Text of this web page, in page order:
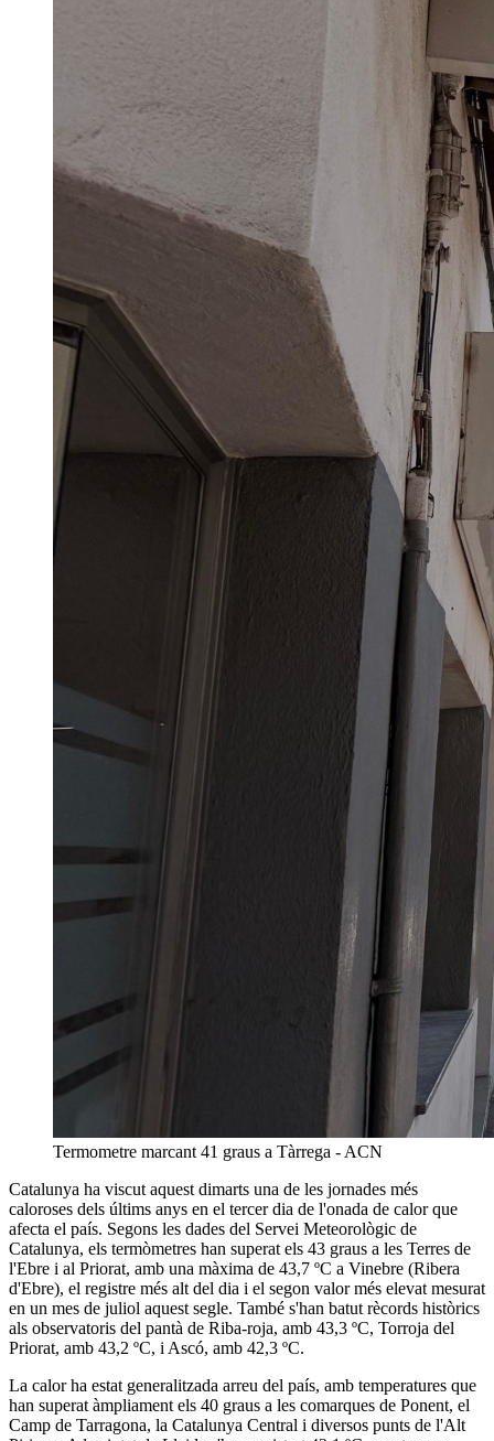
Termometre marcant 41 graus a Tàrrega - ACN
Catalunya ha viscut aquest dimarts una de les jornades més
caloroses dels últims anys en el tercer dia de l'onada de calor que
afecta el país. Segons les dades del Servei Meteorològic de
Catalunya, els termòmetres han superat els 43 graus a les Terres de
l'Ebre i al Priorat, amb una màxima de 43,7 ºC a Vinebre (Ribera
d'Ebre), el registre més alt del dia i el segon valor més elevat mesurat
en un mes de juliol aquest segle. També s'han batut rècords històrics
als observatoris del pantà de Riba-roja, amb 43,3 ºC, Torroja del
Priorat, amb 43,2 ºC, i Ascó, amb 42,3 ºC.
La calor ha estat generalitzada arreu del país, amb temperatures que
han superat àmpliament els 40 graus a les comarques de Ponent, el
Camp de Tarragona, la Catalunya Central i diversos punts de l'Alt